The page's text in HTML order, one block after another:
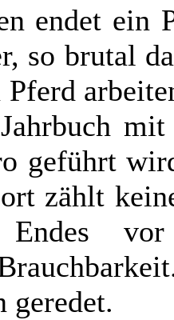
endet ein
so brutal
mit
geführt
zählt
vor
geredet.